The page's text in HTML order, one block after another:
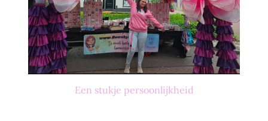
Een stukje persoonlijkheid